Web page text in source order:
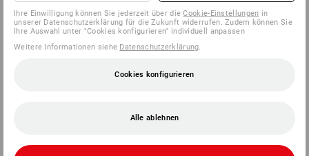
Ihre Einwilligung können Sie jederzeit über dieCookie-Einstellungen in
unserer Datenschutzerklärung für die Zukunft widerrufen. Zudem können Sie
Ihre Auswahl unter "Cookies konfigurieren" individuell anpassen
Weitere Informationen siehe Datenschutzerklärung.
Cookies konfigurieren
Alle ablehnen